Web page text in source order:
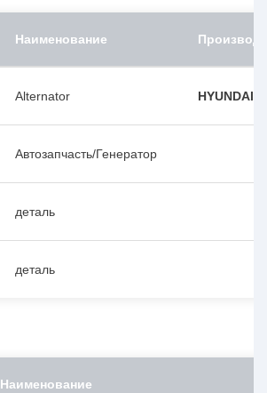
Наименование
Alternator HYUNDAI/
Автозапчасть/Генератор
деталь
деталь
Наименование